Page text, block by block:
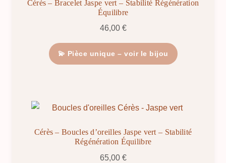
Cérès – Bracelet Jaspe vert – Stabilité Régénération
Équilibre
46,00 €
💫 Pièce unique – voir le bijou
Cérès – Boucles d’oreilles Jaspe vert – Stabilité
Régénération Équilibre
65,00 €